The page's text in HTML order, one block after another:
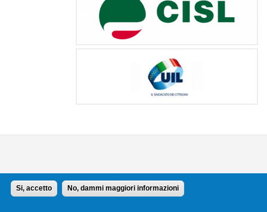
Si, accetto No, dammi maggiori informazioni